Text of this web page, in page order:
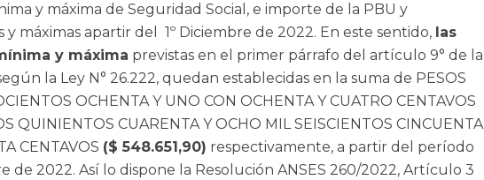
y máxima de Seguridad Social, e importe de la PBU y
y máximas apartir del 1º Diciembre de 2022. En este sentido, las
y máxima previstas en el primer párrafo del artículo 9° de la
la Ley N° 26.222, quedan establecidas en la suma de PESOS
OCHENTA Y UNO CON OCHENTA Y CUATRO CENTAVOS
QUINIENTOS CUARENTA Y OCHO MIL SEISCIENTOS CINCUENTA
CENTAVOS ($ 548.651,90) respectivamente, a partir del período
de 2022. Así lo dispone la Resolución ANSES 260/2022, Artículo 3